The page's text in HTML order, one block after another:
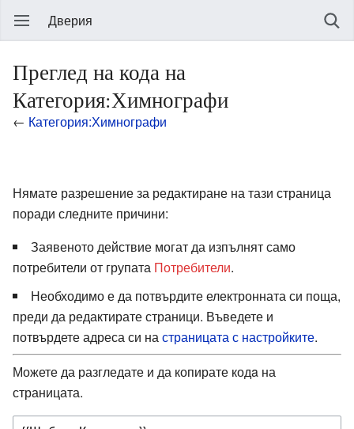
Дверия
Преглед на кода на
Категория:Химнографи
← Категория:Химнографи
Нямате разрешение за редактиране на тази страница
поради следните причини:
Заявеното действие могат да изпълнят само
потребители от групата Потребители.
Необходимо е да потвърдите електронната си поща,
преди да редактирате страници. Въведете и
потвърдете адреса си на страницата с настройките.
Можете да разгледате и да копирате кодa на
страницата.